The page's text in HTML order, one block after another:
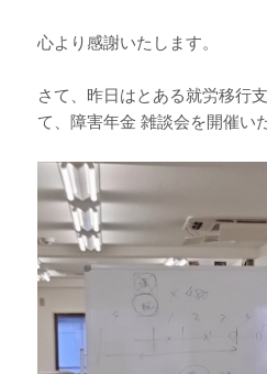
心より感謝いたします。
さて、昨日はとある就労移行
て、障害年金 雑談会を開催い